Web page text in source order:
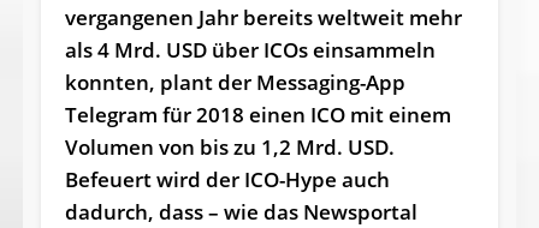
vergangenen Jahr bereits weltweit mehr
als 4 Mrd. USD über ICOs einsammeln
konnten, plant der Messaging-App
Telegram für 2018 einen ICO mit einem
Volumen von bis zu 1,2 Mrd. USD.
Befeuert wird der ICO-Hype auch
dadurch, dass – wie das Newsportal